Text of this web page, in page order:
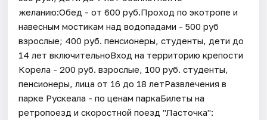
желанию:Обед - от 600 руб.Проход по экотропе и
навесным мостикам над водопадами - 500 руб
взрослые; 400 руб. пенсионеры, студенты, дети до
14 лет включительноВход на территорию крепости
Корела - 200 руб. взрослые, 100 руб. студенты,
пенсионеры, лица от 16 до 18 летРазвлечения в
парке Рускеала - по ценам паркаБилеты на
ретропоезд и скоростной поезд "Ласточка":